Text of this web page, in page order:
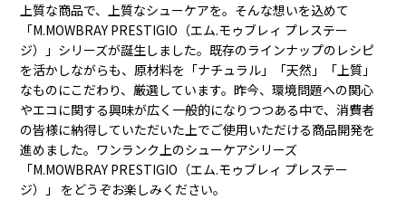
上質な商品で、上質なシューケアを。そんな想いを込めて
「M.MOWBRAY PRESTIGIO（エム.モゥブレィ プレステー
ジ）」シリーズが誕生しました。既存のラインナップのレシピ
を活かしながらも、原材料を「ナチュラル」「天然」「上質」
なものにこだわり、厳選しています。昨今、環境問題への関心
やエコに関する興味が広く一般的になりつつある中で、消費者
の皆様に納得していただいた上でご使用いただける商品開発を
進めました。ワンランク上のシューケアシリーズ
「M.MOWBRAY PRESTIGIO（エム.モゥブレィ プレステー
ジ）」 をどうぞお楽しみください。